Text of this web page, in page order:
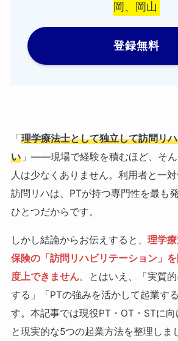
岡、岡山
登録無料
「理学療法士として独立して訪問リ
い」――現場で経験を積むほど、そん
人は少なくありません。利用者と一
訪問リハは、PTが持つ専門性を最も
ひとつだからです。
しかし結論からお伝えすると、 理学
保険の「訪問リハビリテーション」
度上できません。とはいえ、「実質
する」「PTの強みを活かして起業す
す。本記事では現役PT・OT・STに
と現実的な5つの起業方法を整理しま